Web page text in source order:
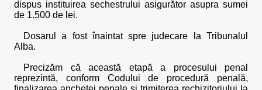
dispus instituirea sechestrului asigurător asupra sumei
de 1.500 de lei.
Dosarul a fost înaintat spre judecare la Tribunalul
Alba.
Precizăm că această etapă a procesului penal
reprezintă, conform Codului de procedură penală,